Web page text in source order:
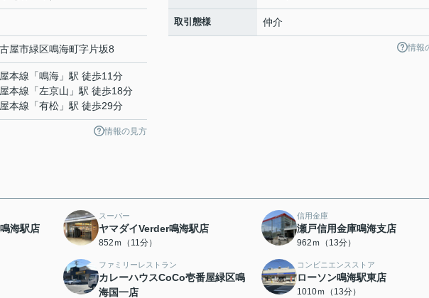
屋市緑区鳴海町字片坂8
本線 「鳴海 」駅 徒歩11分
本線 「左京山 」駅 徒歩18分
本線 「有松 」駅 徒歩29分
情報の見方
取引態様 仲介
情報
海駅店
スーパー
ヤマダイVerder鳴海駅店
852ｍ（11分）
信用金庫
瀬戸信用金庫鳴海支店
962ｍ（13分）
ファミリーレストラン
カレーハウスCoCo壱番屋緑区鳴
海国一店
コンビニエンスストア
ローソン鳴海駅東店
1010ｍ（13分）